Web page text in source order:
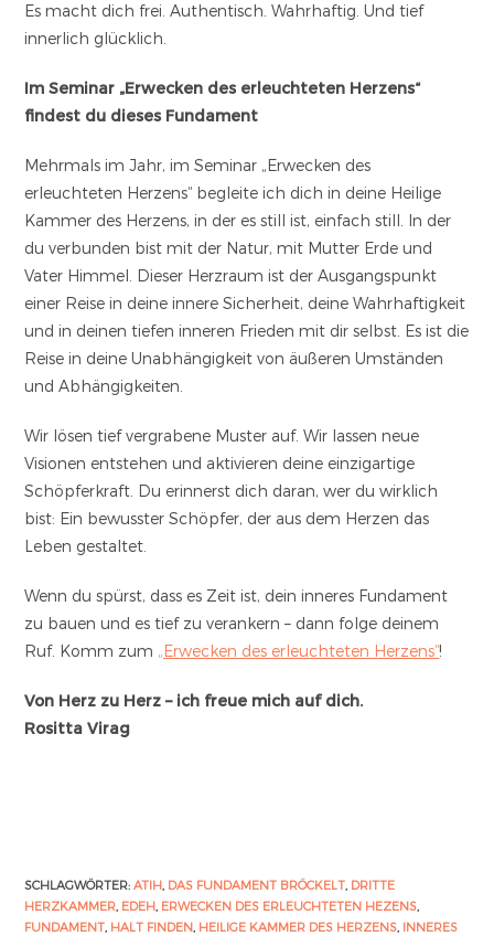
Es macht dich frei. Authentisch. Wahrhaftig. Und tief
innerlich glücklich.
Im Seminar „Erwecken des erleuchteten Herzens“
findest du dieses Fundament
Mehrmals im Jahr, im Seminar „Erwecken des
erleuchteten Herzens“ begleite ich dich in deine Heilige
Kammer des Herzens, in der es still ist, einfach still. In der
du verbunden bist mit der Natur, mit Mutter Erde und
Vater Himmel. Dieser Herzraum ist der Ausgangspunkt
einer Reise in deine innere Sicherheit, deine Wahrhaftigkeit
und in deinen tiefen inneren Frieden mit dir selbst. Es ist die
Reise in deine Unabhängigkeit von äußeren Umständen
und Abhängigkeiten.
Wir lösen tief vergrabene Muster auf. Wir lassen neue
Visionen entstehen und aktivieren deine einzigartige
Schöpferkraft. Du erinnerst dich daran, wer du wirklich
bist: Ein bewusster Schöpfer, der aus dem Herzen das
Leben gestaltet.
Wenn du spürst, dass es Zeit ist, dein inneres Fundament
zu bauen und es tief zu verankern – dann folge deinem
Ruf. Komm zum „Erwecken des erleuchteten Herzens“!
Von Herz zu Herz – ich freue mich auf dich.
Rositta Virag
SCHLAGWÖRTER:ATIH, DAS FUNDAMENT BRÖCKELT, DRITTE
HERZKAMMER, EDEH, ERWECKEN DES ERLEUCHTETEN HEZENS,
FUNDAMENT, HALT FINDEN, HEILIGE KAMMER DES HERZENS, INNERES